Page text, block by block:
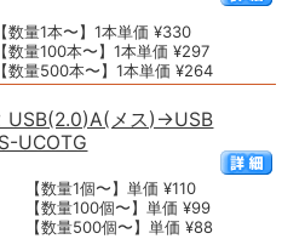
【数量1本〜】1本単価 ¥330
【数量100本〜】1本単価 ¥297
【数量500本〜】1本単価 ¥264
USB(2.0)A(メス)→USB
UCOTG
【数量1個〜】単価 ¥110
【数量100個〜】単価 ¥99
【数量500個〜】単価 ¥88